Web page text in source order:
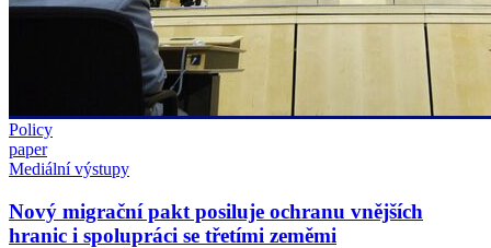
Policy
paper
Mediální výstupy
Nový migrační pakt posiluje ochranu vnějších
hranic i spolupráci se třetími zeměmi